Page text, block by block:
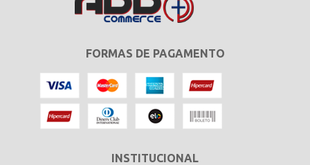
FORMAS DE PAGAMENTO
INSTITUCIONAL